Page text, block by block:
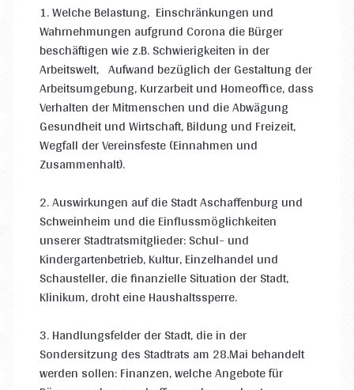
1. Welche Belastung, Einschränkungen und
Wahrnehmungen aufgrund Corona die Bürger
beschäftigen wie z.B. Schwierigkeiten in der
Arbeitswelt, Aufwand bezüglich der Gestaltung der
Arbeitsumgebung, Kurzarbeit und Homeoffice, dass
Verhalten der Mitmenschen und die Abwägung
Gesundheit und Wirtschaft, Bildung und Freizeit,
Wegfall der Vereinsfeste (Einnahmen und
Zusammenhalt).
2. Auswirkungen auf die Stadt Aschaffenburg und
Schweinheim und die Einflussmöglichkeiten
unserer Stadtratsmitglieder: Schul- und
Kindergartenbetrieb, Kultur, Einzelhandel und
Schausteller, die finanzielle Situation der Stadt,
Klinikum, droht eine Haushaltssperre.
3. Handlungsfelder der Stadt, die in der
Sondersitzung des Stadtrats am 28.Mai behandelt
werden sollen: Finanzen, welche Angebote für